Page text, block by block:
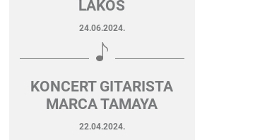
LAKOŠ
24.06.2024.
KONCERT GITARISTA
MARCA TAMAYA
22.04.2024.